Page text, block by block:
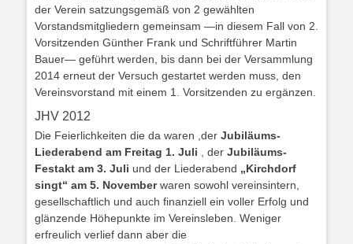
der Verein satzungsgemäß von 2 gewählten
Vorstandsmitgliedern gemeinsam —in diesem Fall von 2.
Vorsitzenden Günther Frank und Schriftführer Martin
Bauer— geführt werden, bis dann bei der Versammlung
2014 erneut der Versuch gestartet werden muss, den
Vereinsvorstand mit einem 1. Vorsitzenden zu ergänzen.
JHV 2012
Die Feierlichkeiten die da waren ,der Jubiläums-
Liederabend am Freitag 1. Juli , der Jubiläums-
Festakt am 3. Juli und der Liederabend „Kirchdorf
singt“ am 5. Novemberwaren sowohl vereinsintern,
gesellschaftlich und auch finanziell ein voller Erfolg und
glänzende Höhepunkte im Vereinsleben. Weniger
erfreulich verlief dann aber die